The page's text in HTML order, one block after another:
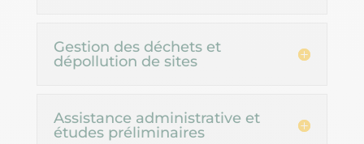
Gestion des déchets et
dépollution de sites
Assistance administrative et
études préliminaires